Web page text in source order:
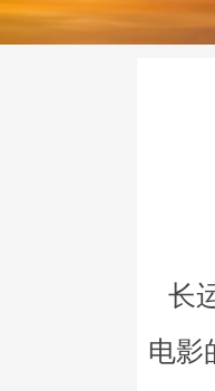
长
电影